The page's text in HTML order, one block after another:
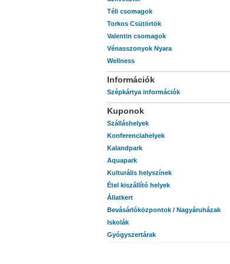
Téli csomagok
Torkos Csütörtök
Valentin csomagok
Vénasszonyok Nyara
Wellness
Információk
Szépkártya információk
Kuponok
Szálláshelyek
Konferenciahelyek
Kalandpark
Aquapark
Kulturális helyszínek
Étel kiszállító helyek
Állatkert
Bevásárlóközpontok / Nagyáruházak
Iskolák
Gyógyszertárak